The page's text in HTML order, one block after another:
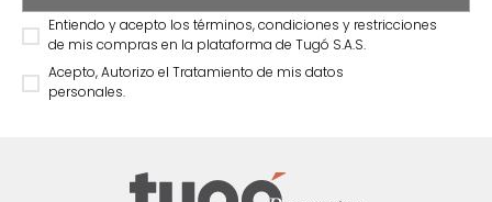
Entiendo y acepto los términos, condiciones y restricciones
de mis compras en la plataforma de Tugó S.A.S.
Acepto, Autorizo el Tratamiento de mis datos
personales.